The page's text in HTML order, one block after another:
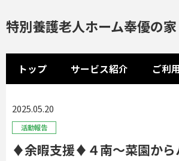
特別養護老人ホーム奉優の家
トップ サービス紹介 ご利
2025.05.20
活動報告
♦余暇支援♦４南～菜園から